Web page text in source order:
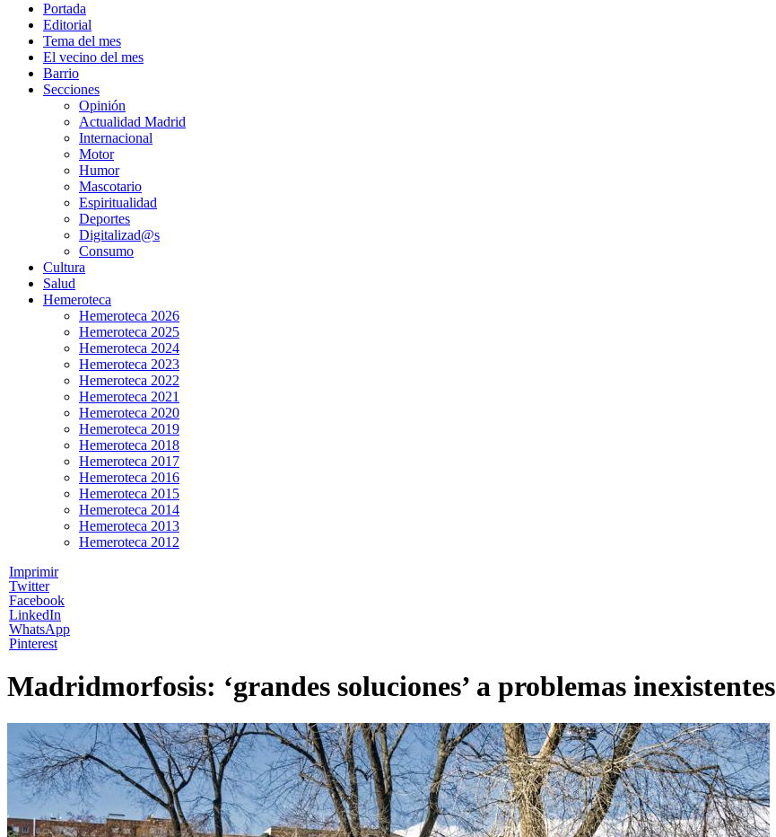
Portada
Editorial
Tema del mes
El vecino del mes
Barrio
Secciones
Opinión
Actualidad Madrid
Internacional
Motor
Humor
Mascotario
Espiritualidad
Deportes
Digitalizad@s
Consumo
Cultura
Salud
Hemeroteca
Hemeroteca 2026
Hemeroteca 2025
Hemeroteca 2024
Hemeroteca 2023
Hemeroteca 2022
Hemeroteca 2021
Hemeroteca 2020
Hemeroteca 2019
Hemeroteca 2018
Hemeroteca 2017
Hemeroteca 2016
Hemeroteca 2015
Hemeroteca 2014
Hemeroteca 2013
Hemeroteca 2012
Imprimir
Twitter
Facebook
LinkedIn
WhatsApp
Pinterest
Madridmorfosis: ‘grandes soluciones’ a problemas inexistentes